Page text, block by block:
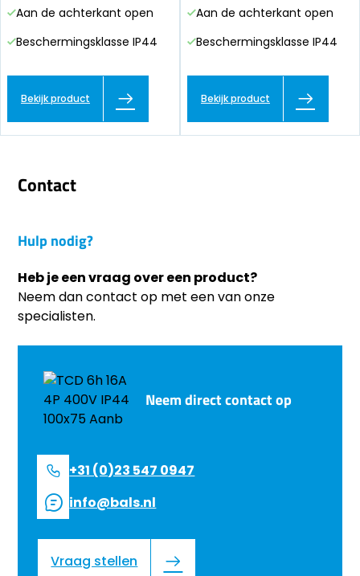
Aan de achterkant open
Beschermingsklasse IP44
Bekijk product
Aan de achterkant open
Beschermingsklasse IP44
Bekijk product
Contact
Hulp nodig?
Heb je een vraag over een product?
Neem dan contact op met een van onze
specialisten.
Neem direct contact op
+31 (0)23 547 0947
info@bals.nl
Vraag stellen